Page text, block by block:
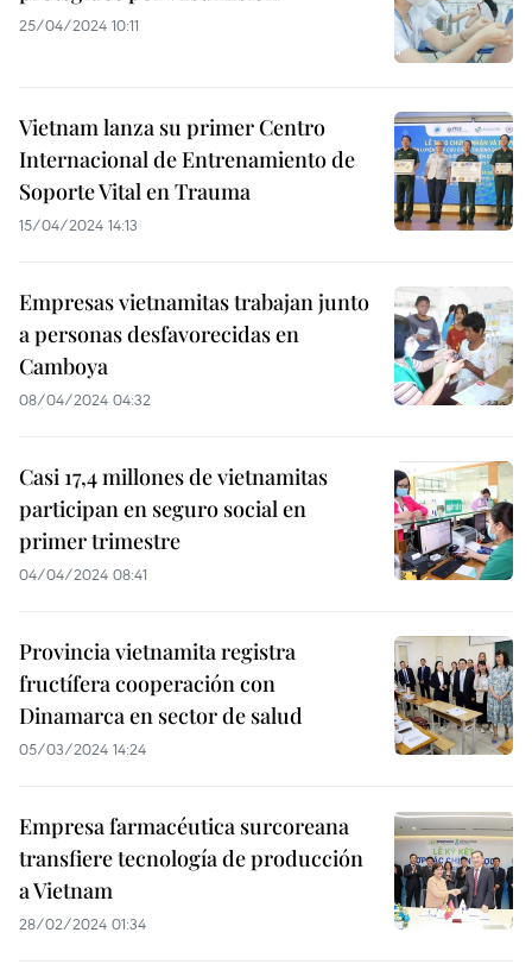
25/04/2024 10:11
Vietnam lanza su primer Centro
Internacional de Entrenamiento de
Soporte Vital en Trauma
15/04/2024 14:13
Empresas vietnamitas trabajan junto
a personas desfavorecidas en
Camboya
08/04/2024 04:32
Casi 17,4 millones de vietnamitas
participan en seguro social en
primer trimestre
04/04/2024 08:41
Provincia vietnamita registra
fructífera cooperación con
Dinamarca en sector de salud
05/03/2024 14:24
Empresa farmacéutica surcoreana
transfiere tecnología de producción
a Vietnam
28/02/2024 01:34